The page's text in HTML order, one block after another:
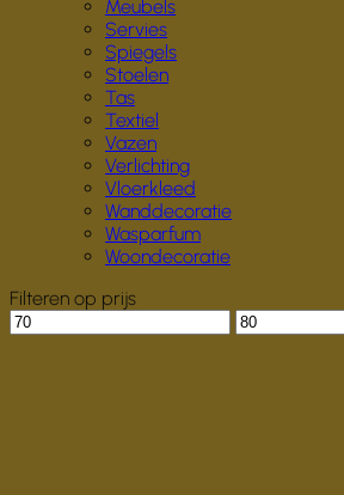
Meubels
Servies
Spiegels
Stoelen
Tas
Textiel
Vazen
Verlichting
Vloerkleed
Wanddecoratie
Wasparfum
Woondecoratie
Filteren op prijs
Min.
prijs
Max.
prijs